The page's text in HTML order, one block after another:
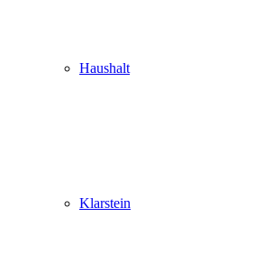
Haushalt
Klarstein